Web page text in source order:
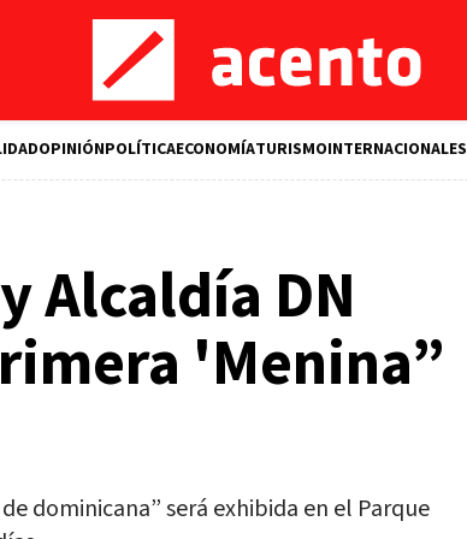
OPINIÓNPOLÍTICAECONOMÍATURISMOINTERNACIONALES
Alcaldía DN
'Menina”
dominicana” será exhibida en el Parque